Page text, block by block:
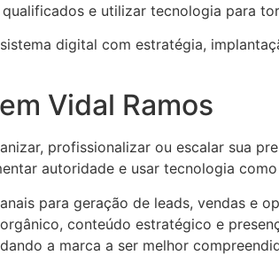
e utilizar tecnologia para
digital com estratégia,
Vidal Ramos
profissionalizar ou escalar sua
autoridade e usar tecnologia
para geração de leads, vendas e
conteúdo estratégico e
a marca a ser melhor